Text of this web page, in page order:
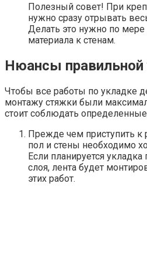
Полезный совет! При
нужно сразу отрывать
Делать это нужно по мере
материала к стенам.
Нюансы правильной
Чтобы все работы по укладке
монтажу стяжки были
стоит соблюдать
Прежде чем приступить к
пол и стены необходимо
Если планируется
слоя, лента будет
этих работ.